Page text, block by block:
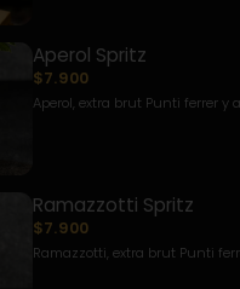
Aperol Spritz
$7.900
Aperol, extra brut Punti ferrer y
Ramazzotti Spritz
$7.900
Ramazzotti, extra brut Punti